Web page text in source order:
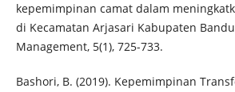
kepemimpinan camat dalam
di Kecamatan Arjasari Kabupaten
Management, 5(1), 725-733.
Bashori, B. (2019). Kepemimpinan